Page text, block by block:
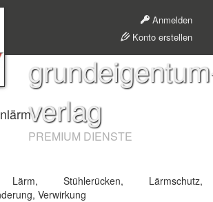
Anmelden
Konto erstellen
verlag
PREMIUM DIENSTE
Lärm, Stühlerücken, Lärmschutz,
Verwirkung